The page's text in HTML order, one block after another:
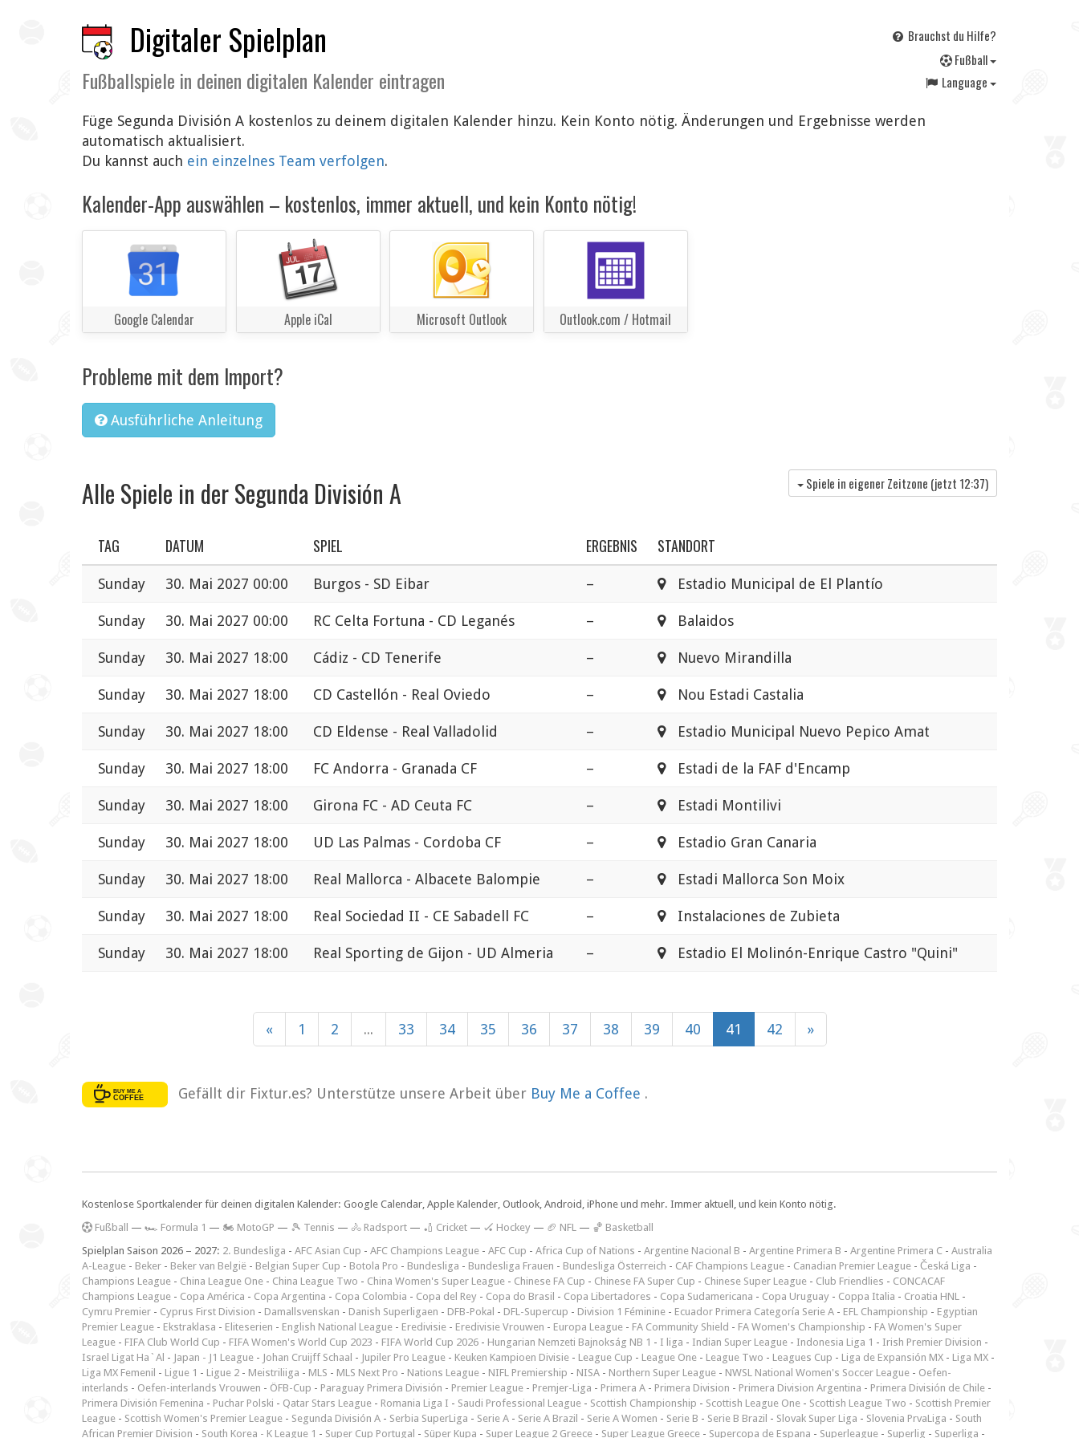
Digitaler Spielplan
Fußballspiele in deinen digitalen Kalender eintragen
Brauchst du Hilfe?
Fußball
Language
Füge Segunda División A kostenlos zu deinem digitalen Kalender hinzu. Kein Konto nötig. Änderungen und Ergebnisse werden
automatisch aktualisiert.
Du kannst auch ein einzelnes Team verfolgen.
Kalender-App auswählen – kostenlos, immer aktuell, und kein Konto nötig!
Google Calendar Apple iCal Microsoft Outlook Outlook.com / Hotmail
Probleme mit dem Import?
Ausführliche Anleitung
Alle Spiele in der Segunda División A Spiele in eigener Zeitzone (jetzt 12:37)
TAG DATUM SPIEL ERGEBNIS STANDORT
Sunday 30. Mai 2027 00:00 Burgos - SD Eibar – Estadio Municipal de El Plantío
Sunday 30. Mai 2027 00:00 RC Celta Fortuna - CD Leganés – Balaidos
Sunday 30. Mai 2027 18:00 Cádiz - CD Tenerife – Nuevo Mirandilla
Sunday 30. Mai 2027 18:00 CD Castellón - Real Oviedo – Nou Estadi Castalia
Sunday 30. Mai 2027 18:00 CD Eldense - Real Valladolid – Estadio Municipal Nuevo Pepico Amat
Sunday 30. Mai 2027 18:00 FC Andorra - Granada CF – Estadi de la FAF d'Encamp
Sunday 30. Mai 2027 18:00 Girona FC - AD Ceuta FC – Estadi Montilivi
Sunday 30. Mai 2027 18:00 UD Las Palmas - Cordoba CF – Estadio Gran Canaria
Sunday 30. Mai 2027 18:00 Real Mallorca - Albacete Balompie – Estadi Mallorca Son Moix
Sunday 30. Mai 2027 18:00 Real Sociedad II - CE Sabadell FC – Instalaciones de Zubieta
Sunday 30. Mai 2027 18:00 Real Sporting de Gijon - UD Almeria – Estadio El Molinón-Enrique Castro "Quini"
« 1 2 ... 33 34 35 36 37 38 39 40 41 42 »
Gefällt dir Fixtur.es? Unterstütze unsere Arbeit über Buy Me a Coffee .
Kostenlose Sportkalender für deinen digitalen Kalender: Google Calendar, Apple Kalender, Outlook, Android, iPhone und mehr. Immer aktuell, und kein Konto nötig.
Fußball — 🏎️ Formula 1 — 🏍 MotoGP — 🎾 Tennis — 🚴 Radsport — 🏏 Cricket — 🏑 Hockey — 🏈 NFL — 🏀 Basketball
Spielplan Saison 2026 – 2027: 2. Bundesliga - AFC Asian Cup - AFC Champions League - AFC Cup - Africa Cup of Nations - Argentine Nacional B - Argentine Primera B - Argentine Primera C - Australia
A-League - Beker - Beker van België - Belgian Super Cup - Botola Pro - Bundesliga - Bundesliga Frauen - Bundesliga Österreich - CAF Champions League - Canadian Premier League - Česká Liga -
Champions League - China League One - China League Two - China Women's Super League - Chinese FA Cup - Chinese FA Super Cup - Chinese Super League - Club Friendlies - CONCACAF
Champions League - Copa América - Copa Argentina - Copa Colombia - Copa del Rey - Copa do Brasil - Copa Libertadores - Copa Sudamericana - Copa Uruguay - Coppa Italia - Croatia HNL -
Cymru Premier - Cyprus First Division - Damallsvenskan - Danish Superligaen - DFB-Pokal - DFL-Supercup - Division 1 Féminine - Ecuador Primera Categoría Serie A - EFL Championship - Egyptian
Premier League - Ekstraklasa - Eliteserien - English National League - Eredivisie - Eredivisie Vrouwen - Europa League - FA Community Shield - FA Women's Championship - FA Women's Super
League - FIFA Club World Cup - FIFA Women's World Cup 2023 - FIFA World Cup 2026 - Hungarian Nemzeti Bajnokság NB 1 - I liga - Indian Super League - Indonesia Liga 1 - Irish Premier Division -
Israel Ligat Ha`Al - Japan - J1 League - Johan Cruijff Schaal - Jupiler Pro League - Keuken Kampioen Divisie - League Cup - League One - League Two - Leagues Cup - Liga de Expansión MX - Liga MX -
Liga MX Femenil - Ligue 1 - Ligue 2 - Meistriliiga - MLS - MLS Next Pro - Nations League - NIFL Premiership - NISA - Northern Super League - NWSL National Women's Soccer League - Oefen-
interlands - Oefen-interlands Vrouwen - ÖFB-Cup - Paraguay Primera División - Premier League - Premjer-Liga - Primera A - Primera Division - Primera Division Argentina - Primera División de Chile -
Primera División Femenina - Puchar Polski - Qatar Stars League - Romania Liga I - Saudi Professional League - Scottish Championship - Scottish League One - Scottish League Two - Scottish Premier
League - Scottish Women's Premier League - Segunda División A - Serbia SuperLiga - Serie A - Serie A Brazil - Serie A Women - Serie B - Serie B Brazil - Slovak Super Liga - Slovenia PrvaLiga - South
African Premier Division - South Korea - K League 1 - Super Cup Portugal - Süper Kupa - Super League 2 Greece - Super League Greece - Supercopa de Espana - Superleague - Superlig - Superliga -